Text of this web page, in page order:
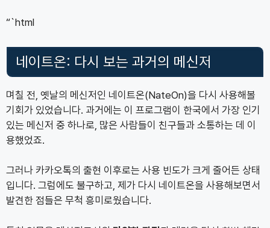
“`html
네이트온: 다시 보는 과거의 메신저
며칠 전, 옛날의 메신저인 네이트온(NateOn)을 다시 사용해볼
기회가 있었습니다. 과거에는 이 프로그램이 한국에서 가장 인기
있는 메신저 중 하나로, 많은 사람들이 친구들과 소통하는 데 이
용했었죠.
그러나 카카오톡의 출현 이후로는 사용 빈도가 크게 줄어든 상태
입니다. 그럼에도 불구하고, 제가 다시 네이트온을 사용해보면서
발견한 점들은 무척 흥미로웠습니다.